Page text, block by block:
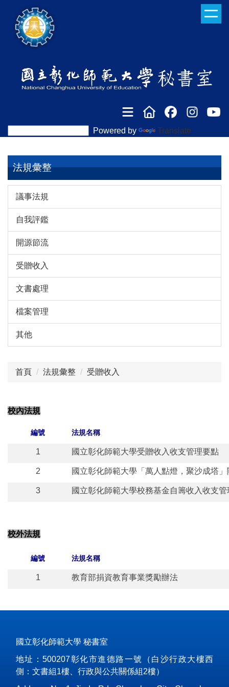
Powered by Translate
法規彙整
議事法規
自我評鑑
開源節流
受贈收入
文書處理
檔案管理
其他
首頁 法規彙整 受贈收入
校內法規
編號 法規名稱
1 國立彰化師範大學受贈收入收支管理要點
2 國立彰化師範大學「萬人點燈，聚沙成塔
3 國立彰化師範大學校務基金自籌收入收支
校外法規
編號 法規名稱
1 教育部捐資教育事業獎勵辦法
國立彰化師範大學 秘書室
地址：500207彰化市進德路一號（白沙行政大樓西
側：文書組1樓、行政與公共關係組2樓）